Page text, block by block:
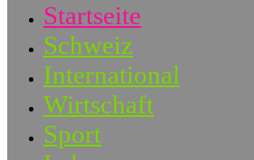
Startseite
Schweiz
International
Wirtschaft
Sport